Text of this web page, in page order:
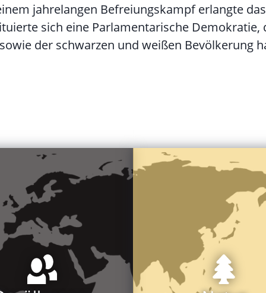
jahrelangen Befreiungskampf erlangte
sich eine Parlamentarische Demokratie,
der schwarzen und weißen Bevölkerung
und Dialekte 13
35 %
67 Jahre
Schulen (94 % der Kinder
eine Schule)
Kwando/Linyanti/Chobe
120 Baumarten
240 Säugetierarten
Antilopenarten)
250 Reptilienarten
Großes Wild: Elefant,
Nashorn, Büffel, Gepard,
Leopard, Giraffe, Antilope